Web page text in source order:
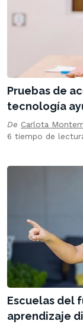
Pruebas de
tecnología
De Carlota
6 tiempo de
Escuelas del
aprendizaje